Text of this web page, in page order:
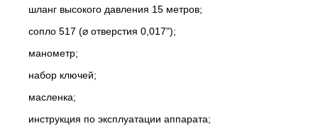
шланг высокого давления 15 метров;
сопло 517 (⌀ отверстия 0,017");
манометр;
набор ключей;
масленка;
инструкция по эксплуатации аппарата;